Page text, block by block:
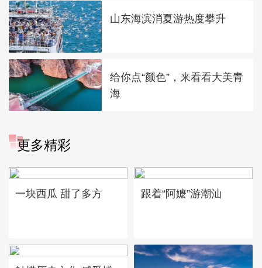
山东海滨消夏游热度攀升
给你点“颜色”，来看看大美青
海
更多精彩
一块西瓜 甜了多方 跟着“阿嬷”游潮汕